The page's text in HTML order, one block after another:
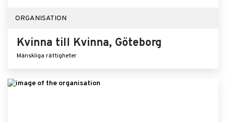
ORGANISATION
Kvinna till Kvinna, Göteborg
Mänskliga rättigheter